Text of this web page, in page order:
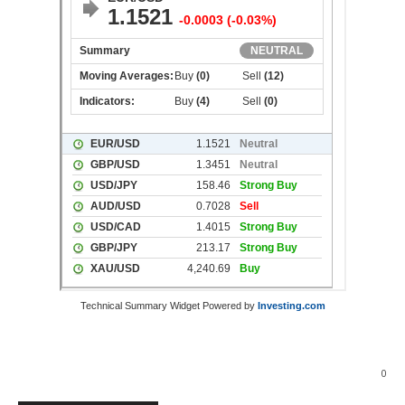
Technical Summary Widget Powered by Investing.com
0